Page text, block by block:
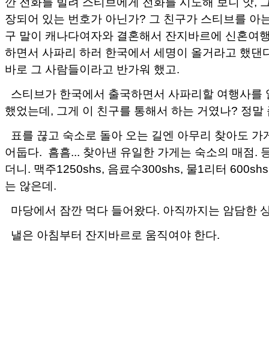
장되어 있는 번호가 아닌가? 그 친구가 스티브를 아
구 말이 캐나다여자와 결혼해서 잔지바르에 신혼여
하면서 사파리 하러 한국에서 세명이 올거라고 했댄
바로 그 사람들이라고 반가워 했고.
스티브가 한국에서 출국하면서 사파리할 여행사를
했었는데, 그게 이 친구를 통해서 하는 거였나? 정말
표를 끊고 숙소로 돌아 오는 길엔 아무리 찾아도 가
어둡다. 흠흠... 찾아낸 유일한 가게는 숙소의 매점.
더니. 맥주1250shs, 음료수300shs, 물1리터
는 않은데.
마당에서 잠깐 먹다 들어왔다. 아직까지는 암담한
낼은 아침부터 잔지바르로 움직여야 한다.